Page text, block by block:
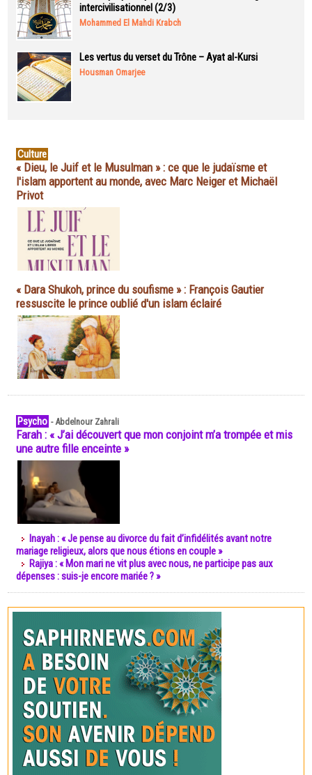
intercivilisationnel (2/3)
Mohammed El Mahdi Krabch
Les vertus du verset du Trône – Ayat al-Kursi
Housman Omarjee
Culture
« Dieu, le Juif et le Musulman » : ce que le judaïsme et
l'islam apportent au monde, avec Marc Neiger et Michaël
Privot
« Dara Shukoh, prince du soufisme » : François Gautier
ressuscite le prince oublié d'un islam éclairé
Psycho -Abdelnour Zahrali
Farah : « J’ai découvert que mon conjoint m’a trompée et mis
une autre fille enceinte »
Inayah : « Je pense au divorce du fait d’infidélités avant notre
mariage religieux, alors que nous étions en couple »
Rajiya : « Mon mari ne vit plus avec nous, ne participe pas aux
dépenses : suis-je encore mariée ? »